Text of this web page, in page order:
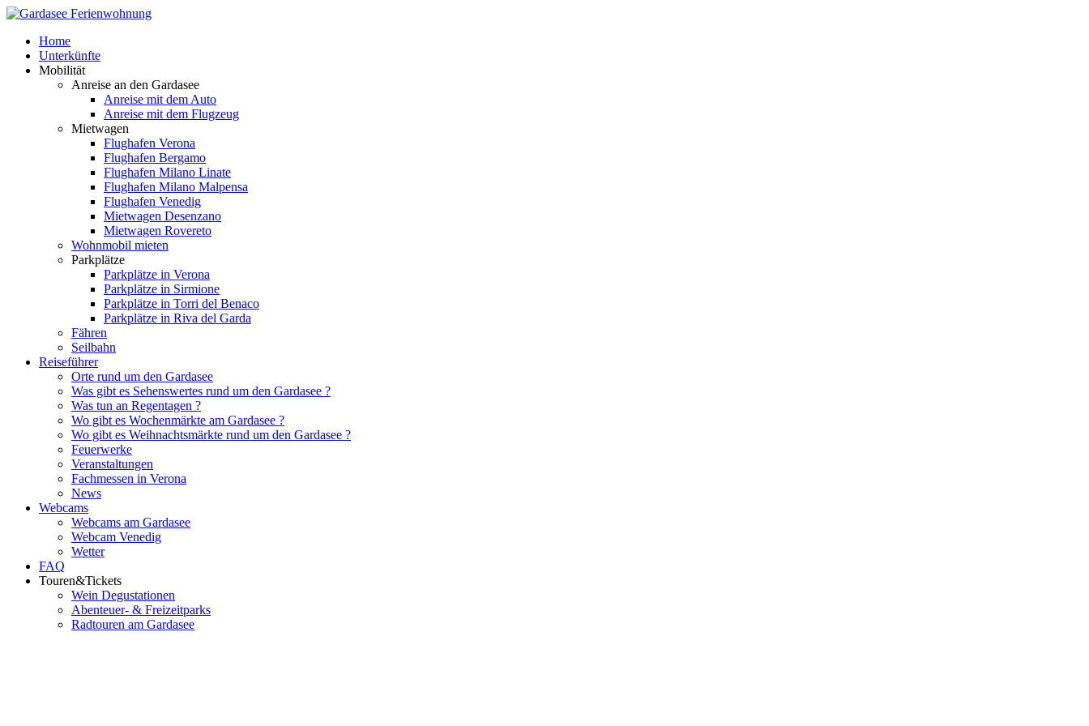
Home
Unterkünfte
Mobilität
Anreise an den Gardasee
Anreise mit dem Auto
Anreise mit dem Flugzeug
Mietwagen
Flughafen Verona
Flughafen Bergamo
Flughafen Milano Linate
Flughafen Milano Malpensa
Flughafen Venedig
Mietwagen Desenzano
Mietwagen Rovereto
Wohnmobil mieten
Parkplätze
Parkplätze in Verona
Parkplätze in Sirmione
Parkplätze in Torri del Benaco
Parkplätze in Riva del Garda
Fähren
Seilbahn
Reiseführer
Orte rund um den Gardasee
Was gibt es Sehenswertes rund um den Gardasee ?
Was tun an Regentagen ?
Wo gibt es Wochenmärkte am Gardasee ?
Wo gibt es Weihnachtsmärkte rund um den Gardasee ?
Feuerwerke
Veranstaltungen
Fachmessen in Verona
News
Webcams
Webcams am Gardasee
Webcam Venedig
Wetter
FAQ
Touren&Tickets
Wein Degustationen
Abenteuer- & Freizeitparks
Radtouren am Gardasee